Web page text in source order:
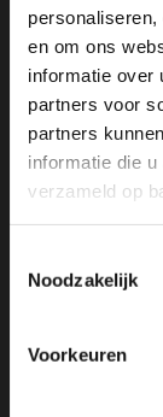
en om ons
informatie over
partners voor
partners
informatie die
verzameld op
Noodzakelijk
Voorkeuren